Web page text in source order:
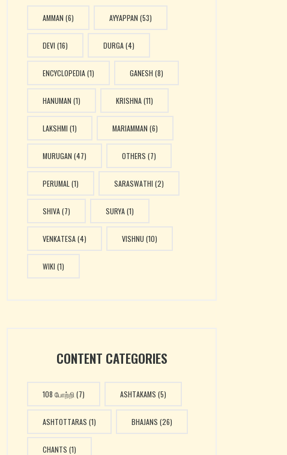
AMMAN (6) AYYAPPAN (53)
DEVI (16) DURGA(4)
ENCYCLOPEDIA(1) GANESH (8)
HANUMAN (1) KRISHNA(11)
LAKSHMI (1) MARIAMMAN (6)
MURUGAN (47) OTHERS (7)
PERUMAL (1) SARASWATHI (2)
SHIVA(7) SURYA(1)
VENKATESA(4) VISHNU (10)
WIKI (1)
CONTENT CATEGORIES
108 போற்றி (7) ASHTAKAMS (5)
ASHTOTTARAS (1) BHAJANS (26)
CHANTS (1)